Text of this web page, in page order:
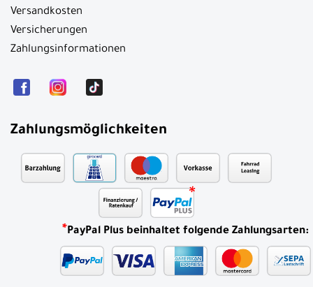
Versandkosten
Versicherungen
Zahlungsinformationen
Zahlungsmöglichkeiten
*PayPal Plus beinhaltet folgende Zahlungsarten: